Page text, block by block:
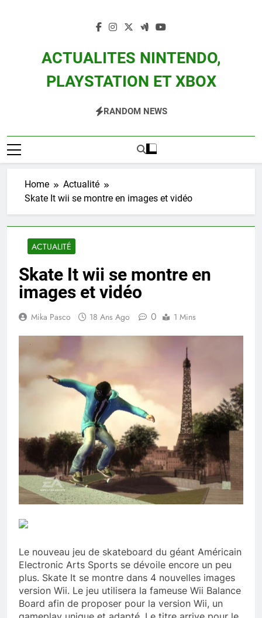
ACTUALITES NINTENDO,
PLAYSTATION ET XBOX
Zelda, Splatoon, Pokemon Entre Autres
RANDOM NEWS
Home
Actualité
Skate It wii se montre en images et vidéo
ACTUALITÉ
Skate It wii se montre en
images et vidéo
Mika Pasco 18 Ans Ago 0 1 Mins
Le nouveau jeu de skateboard du géant Américain
Electronic Arts Sports se dévoile encore un peu
plus. Skate It se montre dans 4 nouvelles images
version Wii. Le jeu utilisera la fameuse Wii Balance
Board afin de proposer pour la version Wii, un